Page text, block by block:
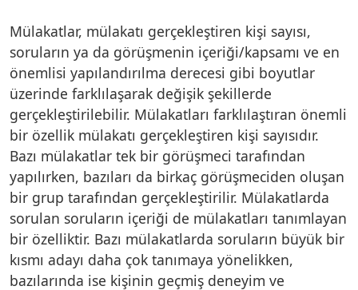
Mülakatlar, mülakatı gerçekleştiren kişi sayısı,
soruların ya da görüşmenin içeriği/kapsamı ve en
önemlisi yapılandırılma derecesi gibi boyutlar
üzerinde farklılaşarak değişik şekillerde
gerçekleştirilebilir. Mülakatları farklılaştıran önemli
bir özellik mülakatı gerçekleştiren kişi sayısıdır.
Bazı mülakatlar tek bir görüşmeci tarafından
yapılırken, bazıları da birkaç görüşmeciden oluşan
bir grup tarafından gerçekleştirilir. Mülakatlarda
sorulan soruların içeriği de mülakatları tanımlayan
bir özelliktir. Bazı mülakatlarda soruların büyük bir
kısmı adayı daha çok tanımaya yönelikken,
bazılarında ise kişinin geçmiş deneyim ve